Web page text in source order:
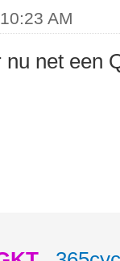
AM
nu net een